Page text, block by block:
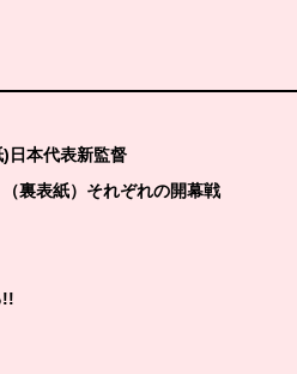
日本代表新監督
裏表紙）それぞれの開幕戦
!!